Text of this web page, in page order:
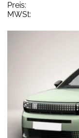
Preis:
MWSt: